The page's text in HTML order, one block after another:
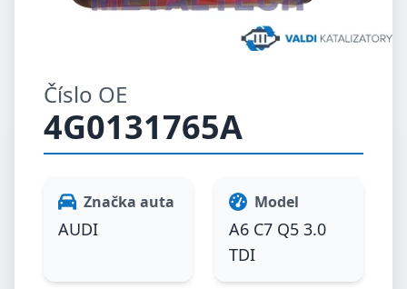
Číslo OE
4G0131765A
Značka auta
AUDI
Model
A6 C7 Q5 3.0
TDI